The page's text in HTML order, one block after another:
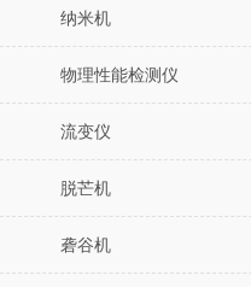
纳米机
物理性能检测仪
流变仪
脱芒机
砻谷机